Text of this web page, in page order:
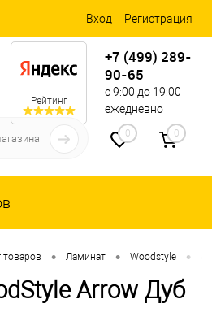
Вход Регистрация
Рейтинг
+7 (499) 289-
90-65
с 9:00 до 19:00
ежедневно
0 0
товаров • Ламинат • Woodstyle •
Arrow Дуб